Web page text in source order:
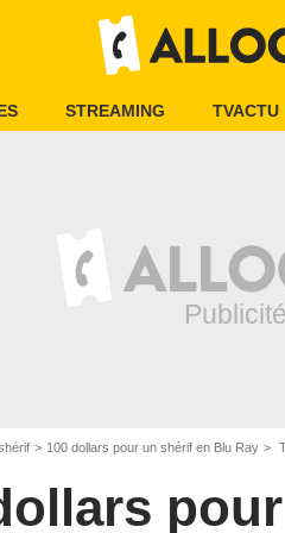
STREAMING TVACTU
100 dollars pour un shérif en Blu Ray